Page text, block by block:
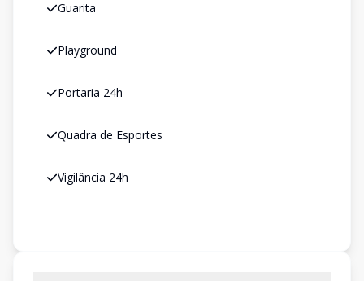
Guarita
Playground
Portaria 24h
Quadra de Esportes
Vigilância 24h